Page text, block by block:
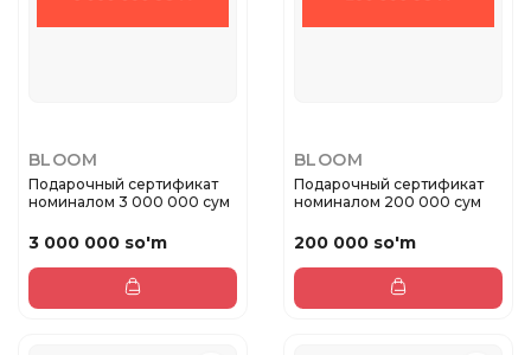
BLOOM
Подарочный сертификат
номиналом 3 000 000 сум
3 000 000 so'm
BLOOM
Подарочный сертификат
номиналом 200 000 сум
200 000 so'm